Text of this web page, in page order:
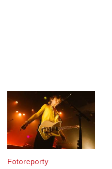
Fotoreporty